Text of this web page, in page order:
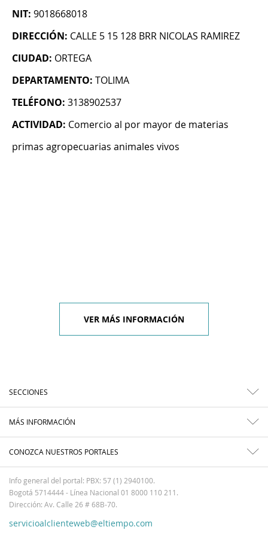
NIT: 9018668018
DIRECCIÓN: CALLE 5 15 128 BRR NICOLAS RAMIREZ
CIUDAD: ORTEGA
DEPARTAMENTO: TOLIMA
TELÉFONO: 3138902537
ACTIVIDAD: Comercio al por mayor de materias
primas agropecuarias animales vivos
VER MÁS INFORMACIÓN
SECCIONES
MÁS INFORMACIÓN
CONOZCA NUESTROS PORTALES
Info general del portal: PBX: 57 (1) 2940100.
Bogotá 5714444 - Línea Nacional 01 8000 110 211.
Dirección: Av. Calle 26 # 68B-70.
servicioalclienteweb@eltiempo.com